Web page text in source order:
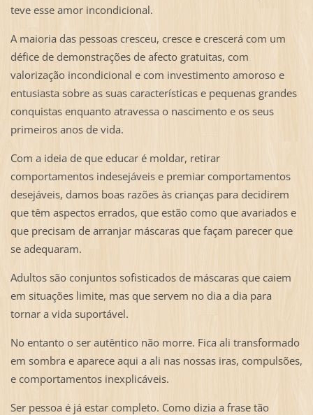
teve esse amor incondicional.
A maioria das pessoas cresceu, cresce e crescerá com um
défice de demonstrações de afecto gratuitas, com
valorização incondicional e com investimento amoroso e
entusiasta sobre as suas características e pequenas grandes
conquistas enquanto atravessa o nascimento e os seus
primeiros anos de vida.
Com a ideia de que educar é moldar, retirar
comportamentos indesejáveis e premiar comportamentos
desejáveis, damos boas razões às crianças para decidirem
que têm aspectos errados, que estão como que avariados e
que precisam de arranjar máscaras que façam parecer que
se adequaram.
Adultos são conjuntos sofisticados de máscaras que caiem
em situações limite, mas que servem no dia a dia para
tornar a vida suportável.
No entanto o ser autêntico não morre. Fica ali transformado
em sombra e aparece aqui a ali nas nossas iras, compulsões,
e comportamentos inexplicáveis.
Ser pessoa é já estar completo. Como dizia a frase tão